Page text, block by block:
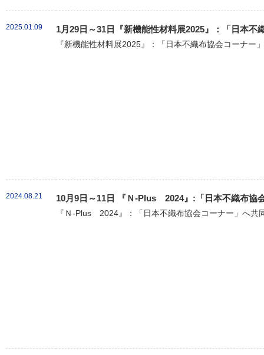
2025.01.09 1月29日～31日『新機能性材料展2025』：「日本不
『新機能性材料展2025』：「日本不織布協会コーナ
2024.08.21 10月9日～11日 『Ｎ-Plus 2024』:「日本不織布協
『Ｎ-Plus 2024』：「日本不織布協会コーナー」へ共